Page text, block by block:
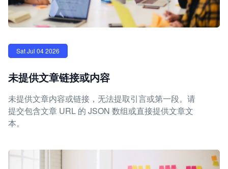
Sat Jul 04 2026
未提供文章链接或内容
未提供文章内容或链接，无法提取引言或第一段。请
提交包含文章 URL 的 JSON 数组或直接提供文章文
本。